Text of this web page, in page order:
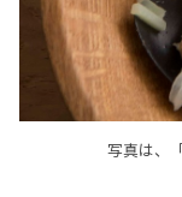
写真は、